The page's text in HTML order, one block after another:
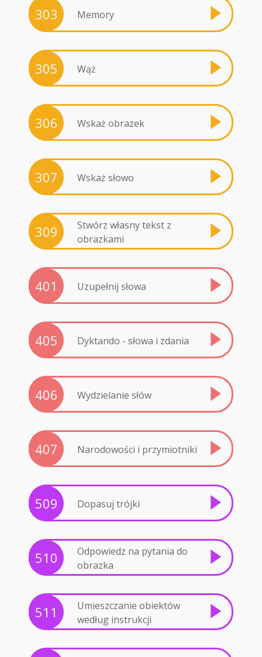
303 Memory
305 Wąż
306 Wskaż obrazek
307 Wskaż słowo
309
Stwórz własny tekst z
obrazkami
401 Uzupełnij słowa
405 Dyktando - słowa i zdania
406 Wydzielanie słów
407 Narodowości i przymiotniki
509 Dopasuj trójki
510
Odpowiedz na pytania do
obrazka
511
Umieszczanie obiektów
według instrukcji